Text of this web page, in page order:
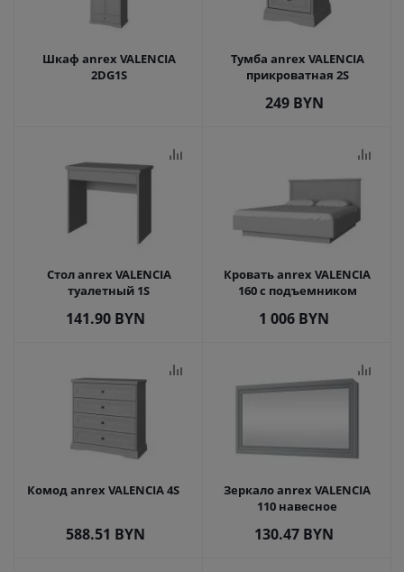
Шкаф anrex VALENCIA
2DG1S
Тумба anrex VALENCIA
прикроватная 2S
249BYN
Стол anrex VALENCIA
туалетный 1S
141.90 BYN
Кровать anrex VALENCIA
160 с подъемником
1 006 BYN
Комод anrex VALENCIA 4S
588.51 BYN
Зеркало anrex VALENCIA
110 навесное
130.47 BYN